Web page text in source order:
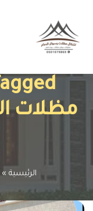
مظلات
الرئيسية »